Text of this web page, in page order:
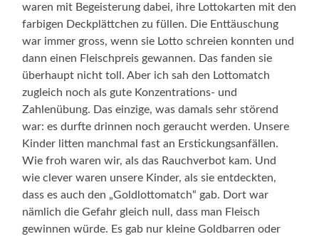
waren mit Begeisterung dabei, ihre Lottokarten mit den
farbigen Deckplättchen zu füllen. Die Enttäuschung
war immer gross, wenn sie Lotto schreien konnten und
dann einen Fleischpreis gewannen. Das fanden sie
überhaupt nicht toll. Aber ich sah den Lottomatch
zugleich noch als gute Konzentrations- und
Zahlenübung. Das einzige, was damals sehr störend
war: es durfte drinnen noch geraucht werden. Unsere
Kinder litten manchmal fast an Erstickungsanfällen.
Wie froh waren wir, als das Rauchverbot kam. Und
wie clever waren unsere Kinder, als sie entdeckten,
dass es auch den „Goldlottomatch“ gab. Dort war
nämlich die Gefahr gleich null, dass man Fleisch
gewinnen würde. Es gab nur kleine Goldbarren oder